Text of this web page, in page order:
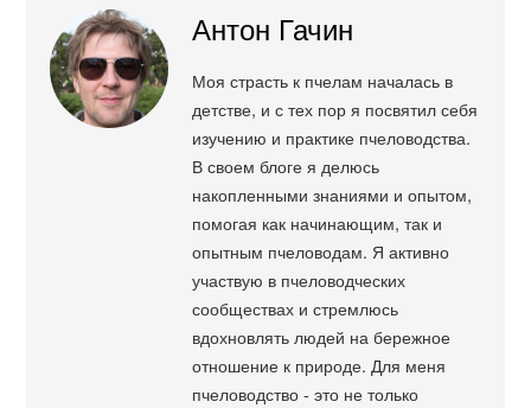
Антон Гачин
Моя страсть к пчелам началась в
детстве, и с тех пор я посвятил себя
изучению и практике пчеловодства.
В своем блоге я делюсь
накопленными знаниями и опытом,
помогая как начинающим, так и
опытным пчеловодам. Я активно
участвую в пчеловодческих
сообществах и стремлюсь
вдохновлять людей на бережное
отношение к природе. Для меня
пчеловодство - это не только